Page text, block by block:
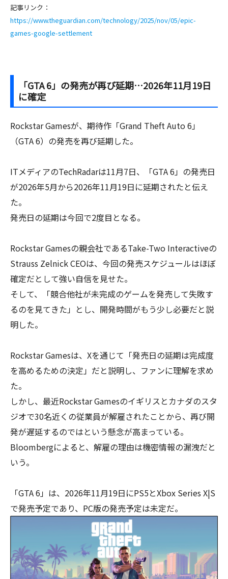
記事リンク：
https://www.theguardian.com/technology/2025/nov/05/epic-
games-google-settlement
「GTA 6」の発売が再び延期…2026年11月19日
に確定
Rockstar Gamesが、期待作「Grand Theft Auto 6」
（GTA 6）の発売を再び延期した。
ITメディアのTechRadarは11月7日、「GTA 6」の発売日
が2026年5月から2026年11月19日に延期されたと伝え
た。
発売日の延期は今回で2度目となる。
Rockstar Gamesの親会社であるTake-Two Interactiveの
Strauss Zelnick CEOは、今回の発売スケジュールはほぼ
確定だとして強い自信を見せた。
そして、「競合他社が未完成のゲームを発売して失敗す
るのを見てきた」とし、開発時間がもう少し必要だと説
明した。
Rockstar Gamesは、Xを通じて「発売日の延期は完成度
を高めるための決定」だと説明し、ファンに理解を求め
た。
しかし、最近Rockstar Gamesのイギリスとカナダのスタ
ジオで30名近くの従業員が解雇されたことから、再び開
発が遅延するのではという懸念が高まっている。
Bloombergによると、解雇の理由は機密情報の漏洩だと
いう。
「GTA 6」は、2026年11月19日にPS5とXbox Series X|S
で発売予定であり、PC版の発売予定は未定だ。